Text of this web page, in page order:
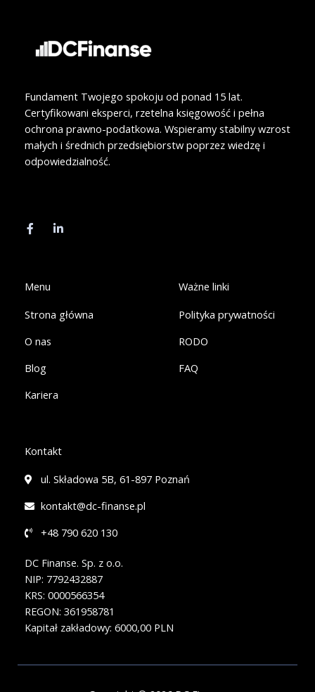
Fundament Twojego spokoju od ponad 15 lat.
Certyfikowani eksperci, rzetelna księgowość i pełna
ochrona prawno-podatkowa. Wspieramy stabilny wzrost
małych i średnich przedsiębiorstw poprzez wiedzę i
odpowiedzialność.
c
e
k
n
n
Menu
Strona główna
O nas
Blog
Kariera
Ważne linki
Polityka prywatności
RODO
FAQ
Kontakt
ul. Składowa 5B, 61-897 Poznań
kontakt@dc-finanse.pl
+48 790 620 130
DC Finanse. Sp. z o.o.
NIP: 7792432887
KRS: 0000566354
REGON: 361958781
Kapitał zakładowy: 6000,00 PLN